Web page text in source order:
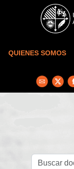
Skip to main content
QUIENES SOMOS